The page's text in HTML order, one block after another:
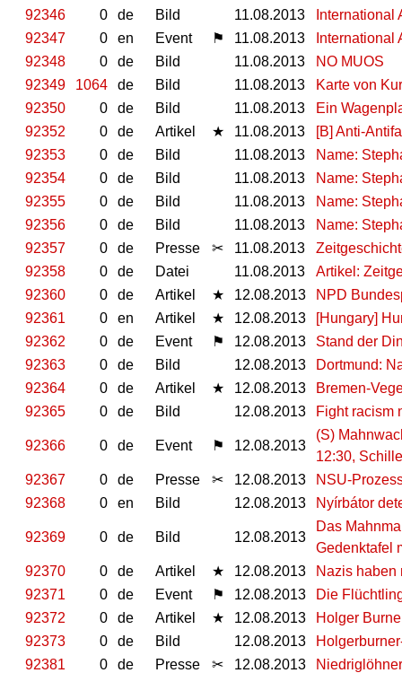
92346
0 de Bild 11.08.2013
International
92347
0 en Event ⚑ 11.08.2013
International
92348
0 de Bild 11.08.2013
NO MUOS
92349
1064 de Bild 11.08.2013
Karte von
92350
0 de Bild 11.08.2013
Ein
92352
0 de Artikel ★ 11.08.2013
[B] Anti-
92353
0 de Bild 11.08.2013
Name:
92354
0 de Bild 11.08.2013
Name:
92355
0 de Bild 11.08.2013
Name:
92356
0 de Bild 11.08.2013
Name:
92357
0 de Presse ✂ 11.08.2013
92358
0 de Datei 11.08.2013
Artikel:
92360
0 de Artikel ★ 12.08.2013
NPD
92361
0 en Artikel ★ 12.08.2013
[Hungary]
92362
0 de Event ⚑ 12.08.2013
Stand der
92363
0 de Bild 12.08.2013
Dortmund:
92364
0 de Artikel ★ 12.08.2013
Bremen-
92365
0 de Bild 12.08.2013 Fight racism
92366 0 de Event ⚑ 12.08.2013
(S)
12:30,
92367
0 de Presse ✂ 12.08.2013
NSU-
92368
0 en Bild 12.08.2013 Nyírbátor
92369 0 de Bild 12.08.2013
Das
Gedenktafel
92370
0 de Artikel ★ 12.08.2013
Nazis haben
92371
0 de Event ⚑ 12.08.2013
Die
92372
0 de Artikel ★ 12.08.2013
Holger
92373
0 de Bild 12.08.2013
92381
0 de Presse ✂ 12.08.2013